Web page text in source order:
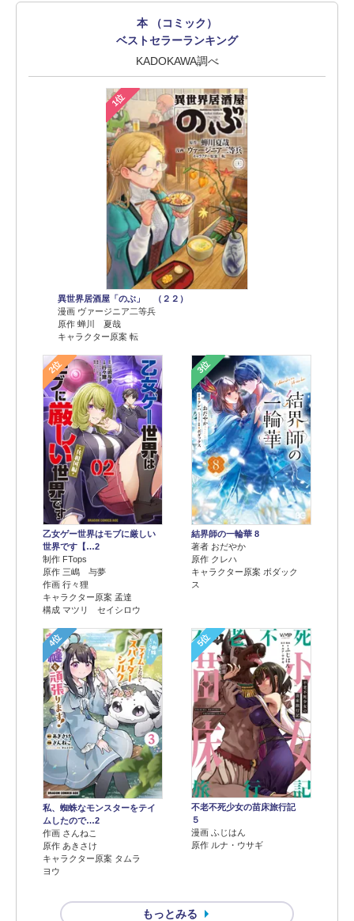
本 （コミック）
ベストセラーランキング
KADOKAWA調べ
1位
異世界居酒屋「のぶ」 （２２）
漫画 ヴァージニア二等兵
原作 蝉川 夏哉
キャラクター原案 転
2位
乙女ゲー世界はモブに厳しい
世界です【…2
制作 FTops
原作 三嶋 与夢
作画 行々狸
キャラクター原案 孟達
構成 マツリ セイシロウ
3位
結界師の一輪華 8
著者 おだやか
原作 クレハ
キャラクター原案 ボダック
ス
4位
私、蜘蛛なモンスターをテイ
ムしたので…2
作画 さんねこ
原作 あきさけ
キャラクター原案 タムラ
ヨウ
5位
不老不死少女の苗床旅行記
５
漫画 ふじはん
原作 ルナ・ウサギ
もっとみる